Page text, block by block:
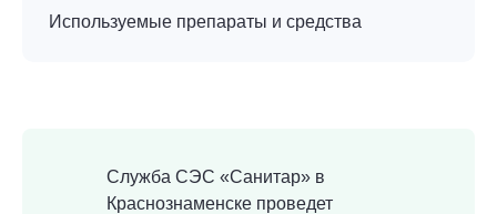
Используемые препараты и средства
Служба СЭС «Санитар» в
Краснознаменске проведет